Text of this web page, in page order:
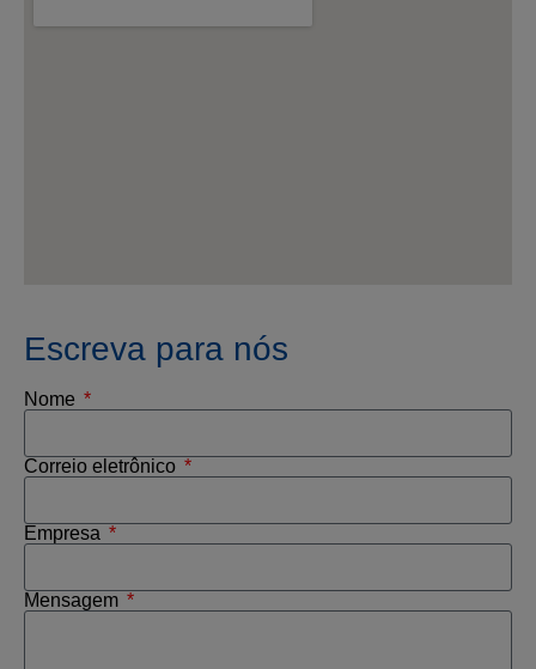
Escreva para nós
Nome
Correio eletrônico
Empresa
Mensagem